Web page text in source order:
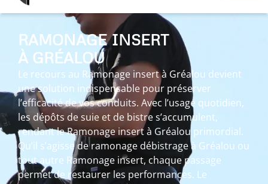
RAMONAGE INSERT
À GRÉALOU
Le recours au Ramonage insert à Gréalou devient
une solution indispensable pour préserver
l’efficacité de vos conduits. Avec l’usage quotidien,
les dépôts de suie et de bistre s’accumulent,
rendant le Ramonage insert à Gréalou primordial.
Qu’il s’agisse de ramonage débistrage à Gréalou ou
tout autre Ramonage insert, chaque passage
permet de restaurer les performances. Le